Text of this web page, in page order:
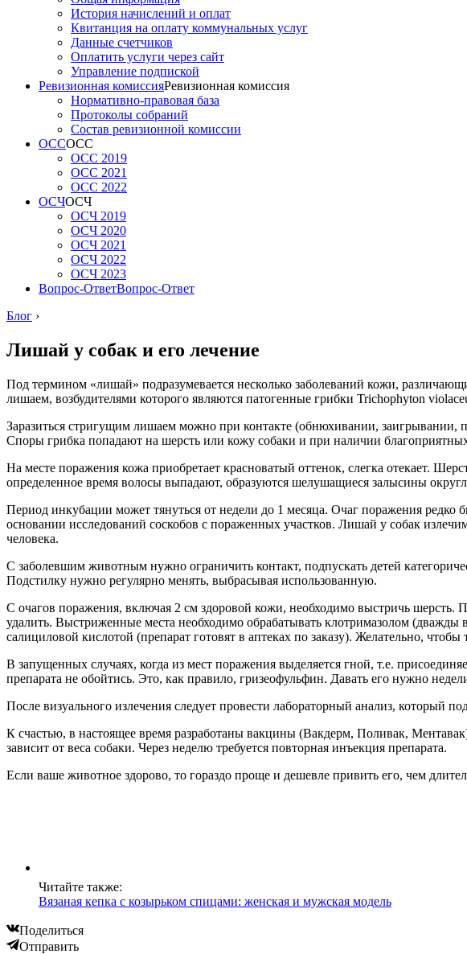
История начислений и оплат
Квитанция на оплату коммунальных услуг
Данные счетчиков
Оплатить услуги через сайт
Управление подпиской
Ревизионная комиссияРевизионная комиссия
Нормативно-правовая база
Протоколы собраний
Состав ревизионной комиссии
ОССОСС
ОСС 2019
ОСС 2021
ОСС 2022
ОСЧОСЧ
ОСЧ 2019
ОСЧ 2020
ОСЧ 2021
ОСЧ 2022
ОСЧ 2023
Вопрос-ОтветВопрос-Ответ
Блог ›
Лишай у собак и его лечение
Под термином «лишай» подразумевается несколько заболеваний кожи,
лишаем, возбудителями которого являются патогенные грибки Trichophyton
Заразиться стригущим лишаем можно при контакте (обнюхивании,
Споры грибка попадают на шерсть или кожу собаки и при наличии
На месте поражения кожа приобретает красноватый оттенок, слегка отекает.
определенное время волосы выпадают, образуются шелушащиеся залысины
Период инкубации может тянуться от недели до 1 месяца. Очаг поражения
основании исследований соскобов с пораженных участков. Лишай у собак
человека.
С заболевшим животным нужно ограничить контакт, подпускать детей
Подстилку нужно регулярно менять, выбрасывая использованную.
С очагов поражения, включая 2 см здоровой кожи, необходимо выстричь шерсть.
удалить. Выстриженные места необходимо обрабатывать клотримазолом
салициловой кислотой (препарат готовят в аптеках по заказу). Желательно,
В запущенных случаях, когда из мест поражения выделяется гной, т.е.
препарата не обойтись. Это, как правило, гризеофульфин. Давать его нужно
После визуального излечения следует провести лабораторный анализ, который
К счастью, в настоящее время разработаны вакцины (Вакдерм, Поливак,
зависит от веса собаки. Через неделю требуется повторная инъекция препарата.
Если ваше животное здорово, то гораздо проще и дешевле привить его, чем
Читайте также:
Вязаная кепка с козырьком спицами: женская и мужская модель
Поделиться
Отправить